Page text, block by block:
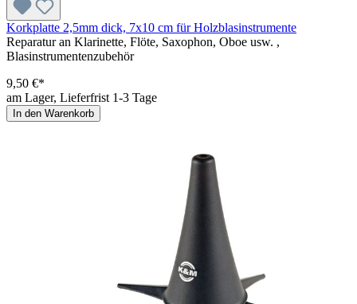
Korkplatte 2,5mm dick, 7x10 cm für Holzblasinstrumente
Reparatur an Klarinette, Flöte, Saxophon, Oboe usw. ,
Blasinstrumentenzubehör
9,50 €*
am Lager, Lieferfrist 1-3 Tage
In den Warenkorb